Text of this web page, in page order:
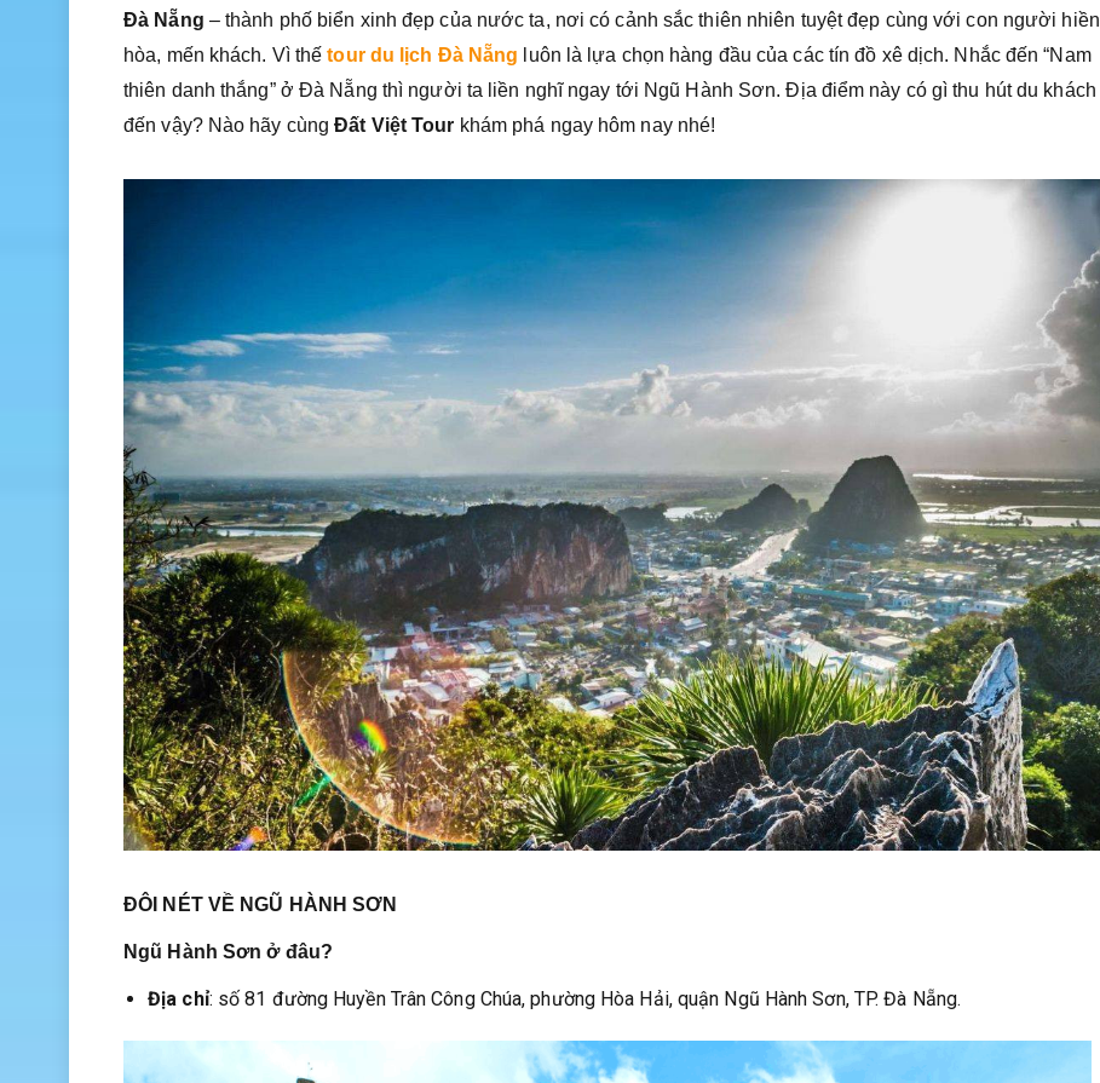
Đà Nẵng – thành phố biển xinh đẹp của nước ta, nơi có cảnh sắc thiên nhiên tuyệt đẹp cùng với con người hiền
hòa, mến khách. Vì thếtour du lịch Đà Nẵng luôn là lựa chọn hàng đầu của các tín đồ xê dịch. Nhắc đến “Nam
thiên danh thắng” ở Đà Nẵng thì người ta liền nghĩ ngay tới Ngũ Hành Sơn. Địa điểm này có gì thu hút du khách
đến vậy? Nào hãy cùngĐất Việt Tour khám phá ngay hôm nay nhé!
ĐÔI NÉT VỀ NGŨ HÀNH SƠN
Ngũ Hành Sơnở đâu?
Địa chỉ: số 81 đường Huyền Trân Công Chúa, phường Hòa Hải, quận Ngũ Hành Sơn, TP. Đà Nẵng.